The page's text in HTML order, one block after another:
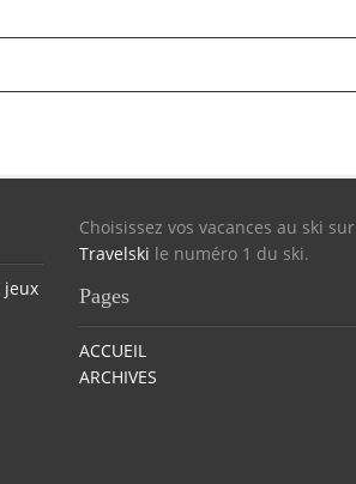
jeux
Choisissez vos vacances au ski sur
Travelski le numéro 1 du ski.
Pages
ACCUEIL
ARCHIVES